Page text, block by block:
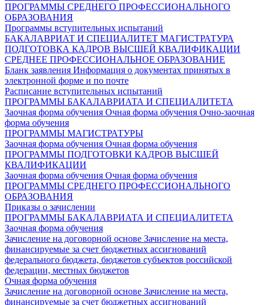
ПРОГРАММЫ СРЕДНЕГО ПРОФЕССИОНАЛЬНОГО
ОБРАЗОВАНИЯ
Программы вступительных испытаний
БАКАЛАВРИАТ И СПЕЦИАЛИТЕТ МАГИСТРАТУРА
ПОДГОТОВКА КАДРОВ ВЫСШЕЙ КВАЛИФИКАЦИИ
СРЕДНЕЕ ПРОФЕССИОНАЛЬНОЕ ОБРАЗОВАНИЕ
Бланк заявления Информация о документах принятых в
электронной форме и по почте
Расписание вступительных испытаний
ПРОГРАММЫ БАКАЛАВРИАТА И СПЕЦИАЛИТЕТА
Заочная форма обучения Очная форма обучения Очно-заочная
форма обучения
ПРОГРАММЫ МАГИСТРАТУРЫ
Заочная форма обучения Очная форма обучения
ПРОГРАММЫ ПОДГОТОВКИ КАДРОВ ВЫСШЕЙ
КВАЛИФИКАЦИИ
Заочная форма обучения Очная форма обучения
ПРОГРАММЫ СРЕДНЕГО ПРОФЕССИОНАЛЬНОГО
ОБРАЗОВАНИЯ
Приказы о зачислении
ПРОГРАММЫ БАКАЛАВРИАТА И СПЕЦИАЛИТЕТА
Заочная форма обучения
Зачисление на договорной основе Зачисление на места,
финансируемые за счет бюджетных ассигнований
федерального бюджета, бюджетов субъектов российской
федерации, местных бюджетов
Очная форма обучения
Зачисление на договорной основе Зачисление на места,
финансируемые за счет бюджетных ассигнований